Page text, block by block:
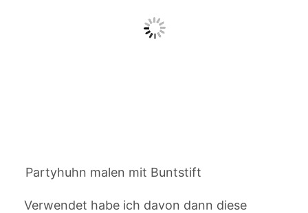
Partyhuhn malen mit Buntstift
Verwendet habe ich davon dann diese